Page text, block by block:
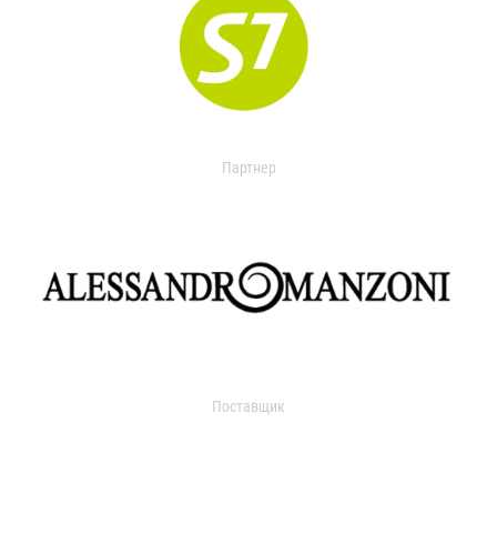
Партнер
Поставщик